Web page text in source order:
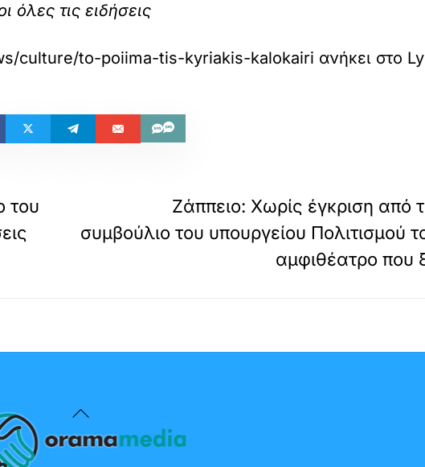
όλες τις ειδήσεις
culture/to-poiima-tis-kyriakis-kalokairi ανήκει στο
του
Ζάππειο: Χωρίς έγκριση από
συμβούλιο του υπουργείου Πολιτισμού
αμφιθέατρο που
Back
To